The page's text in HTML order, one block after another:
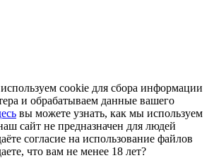
cookie для сбора информации
и обрабатываем данные вашего
вы можете узнать, как мы используем
сайт не предназначен для людей
согласие на использование файлов
что вам не менее 18 лет?